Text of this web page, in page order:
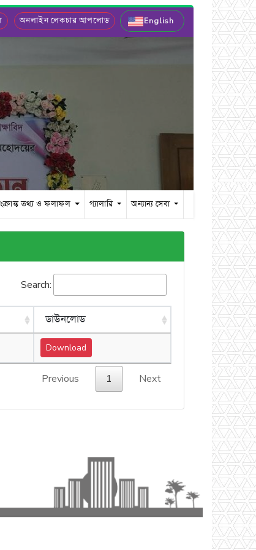
অনলাইন লেকচার আপলোড English
তথ্য ও ফলাফল গ্যালারি অন্যান্য সেবা
Search:
ডাউনলোড
Download
Previous 1 Next